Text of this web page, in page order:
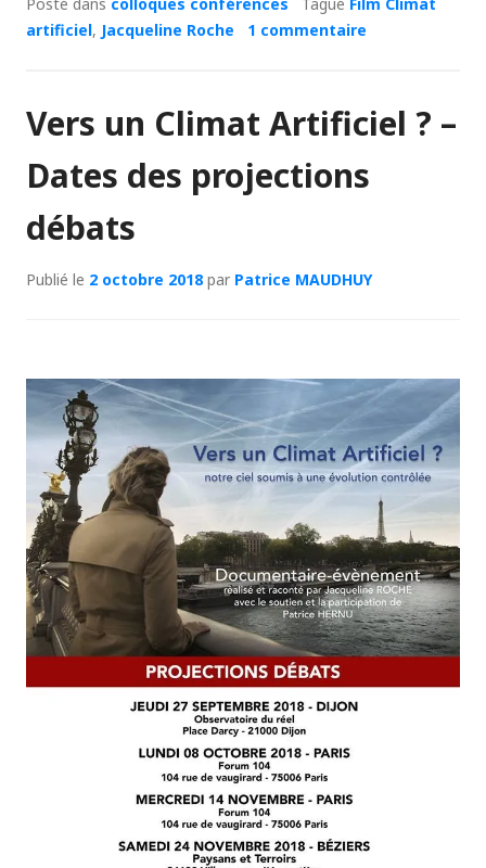
artificiel, Jacqueline Roche 1 commentaire
Vers un Climat Artificiel ? –
Dates des projections
débats
Publié le 2 octobre 2018par Patrice MAUDHUY